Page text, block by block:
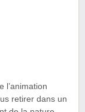
l’animation
retirer dans un